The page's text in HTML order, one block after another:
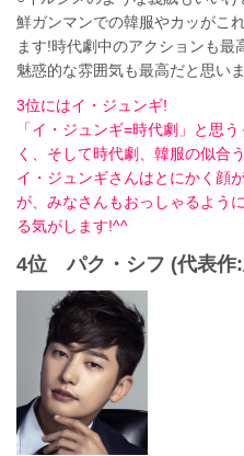
鮮ガンマンでの韓服やカッがこ
ます!時代劇中のアクションも最
魅惑的な雰囲気も最高だと思い
3位にはイ・ジュンギ!
「イ・ジュンギ=時代劇」と思
く、そして時代劇、韓服の似合
イ・ジュンギさんはとにかく顔
が、みなさんもおっしゃるよう
る気がします!^^
4位 パク・シフ (代表作: